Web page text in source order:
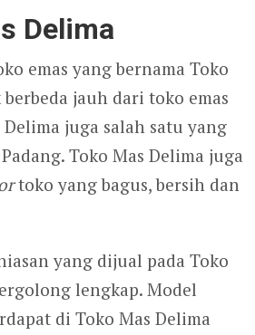
Delima
emas yang bernama Toko
jauh dari toko emas
juga salah satu yang
Toko Mas Delima juga
toko yang bagus, bersih dan
yang dijual pada Toko
lengkap. Model
di Toko Mas Delima